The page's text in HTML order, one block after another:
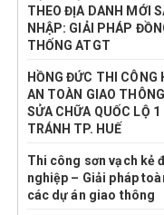
THEO ĐỊA DANH MỚI
NHẬP: GIẢI PHÁP
THỐNG ATGT
HỒNG ĐỨC THI CÔNG
AN TOÀN GIAO
SỬA CHỮA QUỐC LỘ 1
TRÁNH TP. HUẾ
Thi công sơn vạch kẻ
nghiệp – Giải pháp
các dự án giao thông